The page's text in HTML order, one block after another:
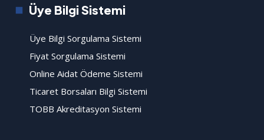
Üye Bilgi Sistemi
Üye Bilgi Sorgulama Sistemi
Fiyat Sorgulama Sistemi
Online Aidat Ödeme Sistemi
Ticaret Borsaları Bilgi Sistemi
TOBB Akreditasyon Sistemi